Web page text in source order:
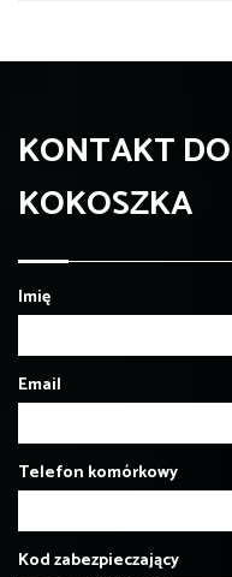
KONTAKT
KOKOSZKA
Imię
Email
Telefon komórkowy
Kod zabezpieczający